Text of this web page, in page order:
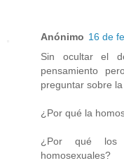
Anónimo 16 de
Sin ocultar el
pensamiento
preguntar sobre
¿Por qué la
¿Por qué los
homosexuales?